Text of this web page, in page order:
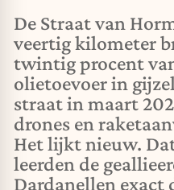
De Straat van
veertig kilometer
twintig procent
olietoevoer in
straat in maart
drones en
Het lijkt nieuw.
leerden de
Dardanellen exact